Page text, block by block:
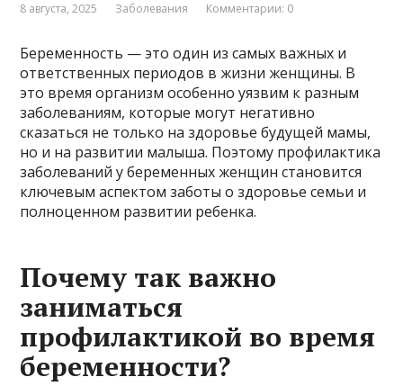
8 августа, 2025 Заболевания Комментарии: 0
Беременность — это один из самых важных и
ответственных периодов в жизни женщины. В
это время организм особенно уязвим к разным
заболеваниям, которые могут негативно
сказаться не только на здоровье будущей мамы,
но и на развитии малыша. Поэтому профилактика
заболеваний у беременных женщин становится
ключевым аспектом заботы о здоровье семьи и
полноценном развитии ребенка.
Почему так важно
заниматься
профилактикой во время
беременности?